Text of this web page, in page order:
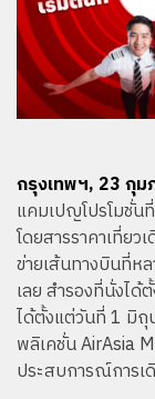
กรุงเทพฯ, 23 กุ
แคมเปญโปรโมชั่น
โดยสารราคาเที่ย
ข่ายเส้นทางบินที่ห
เลย สำรองที่นั่งไ
ได้ตั้งแต่วันที่ 1 มิ
พลิเคชั่น AirAsia
ประสบการณ์การเ